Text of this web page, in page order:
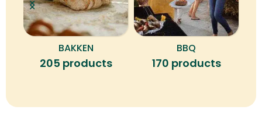
BAKKEN
205 products
BBQ
170 products